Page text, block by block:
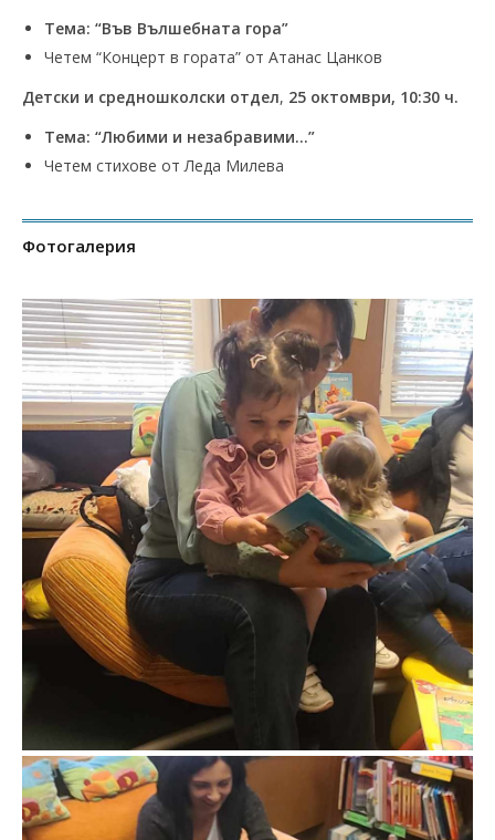
Тема: “Във Вълшебната гора”
Четем “Концерт в гората” от Атанас Цанков
Детски и средношколски отдел, 25 октомври, 10:30 ч.
Тема: “Любими и незабравими…”
Четем стихове от Леда Милева
Фотогалерия